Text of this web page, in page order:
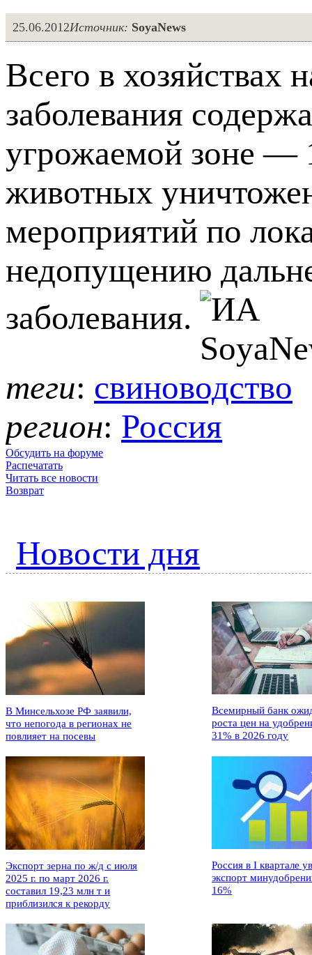
25.06.2012Источник: SoyaNews
Всего в хозяйствах
заболевания
угрожаемой зоне —
животных
мероприятий по
недопущению
заболевания.
теги: свиноводство
регион: Россия
Обсудить на форуме
Распечатать
Читать все новости
Возврат
Новости дня
В Минсельхозе РФ заявили,
что непогода в регионах не
повлияет на посевы
Всемирный банк
роста цен на
31% в 2026 году
Экспорт зерна по ж/д с июля
2025 г. по март 2026 г.
составил 19,23 млн т и
приблизился к рекорду
Россия в I квартале
экспорт
16%